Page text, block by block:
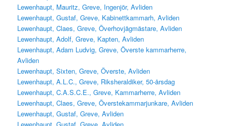
Lewenhaupt, Mauritz, Greve, Ingenjör, Avliden
Lewenhaupt, Gustaf, Greve, Kabinettkammarh, Avliden
Lewenhaupt, Claes, Greve, Överhovjägmästare, Avliden
Lewenhaupt, Adolf, Greve, Kapten, Avliden
Lewenhaupt, Adam Ludvig, Greve, Överste kammarherre,
Avliden
Lewenhaupt, Sixten, Greve, Överste, Avliden
Lewenhaupt, A.L.C., Greve, Riksheraldiker, 50-årsdag
Lewenhaupt, C.A.S.C.E., Greve, Kammarherre, Avliden
Lewenhaupt, Claes, Greve, Överstekammarjunkare, Avliden
Lewenhaupt, Gustaf, Greve, Avliden